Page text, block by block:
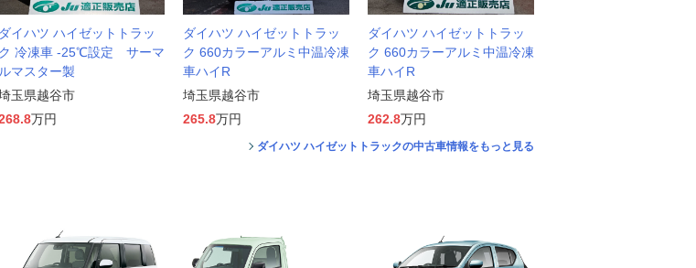
ダイハツ ハイゼットトラッ
ク 冷凍車 -25℃設定 サーマ
ルマスター製
玉県越谷市
万円
ダイハツ ハイゼットトラッ
ク 660カラーアルミ中温冷凍
車ハイR
埼玉県越谷市
265.8万円
ダイハツ ハイゼットトラッ
ク 660カラーアルミ中温冷凍
車ハイR
埼玉県越谷市
262.8万円
ダイハツ ハイゼットトラックの中古車情報をもっと見る